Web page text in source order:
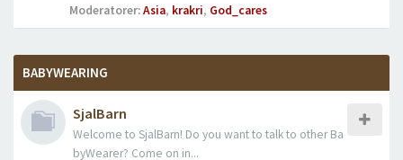
Moderatorer:Asia, krakri, God_cares
BABYWEARING
SjalBarn
Welcome to SjalBarn! Do you want to talk to other Ba
byWearer? Come on in...